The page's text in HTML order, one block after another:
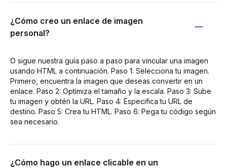
¿Cómo creo un enlace de imagen
personal?
O sigue nuestra guía paso a paso para vincular una imagen
usando HTML a continuación. Paso 1: Selecciona tu imagen.
Primero, encuentra la imagen que deseas convertir en un
enlace. Paso 2: Optimiza el tamaño y la escala. Paso 3: Sube
tu imagen y obtén la URL. Paso 4: Especifica tu URL de
destino. Paso 5: Crea tu HTML. Paso 6: Pega tu código según
sea necesario.
¿Cómo hago un enlace clicable en un